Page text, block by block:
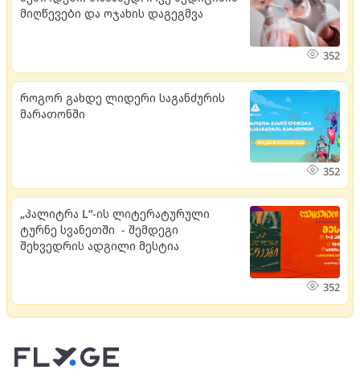
მიღწევები და ოჯახის დაგეგმვა
352
როგორ გახდე ლიდერი საგანძურის
მარათონში
352
„პალიტრა L“-ის ლიტერატურული
ტურნე სვანეთში - შემდეგი
შეხვედრის ადგილი მესტია
352